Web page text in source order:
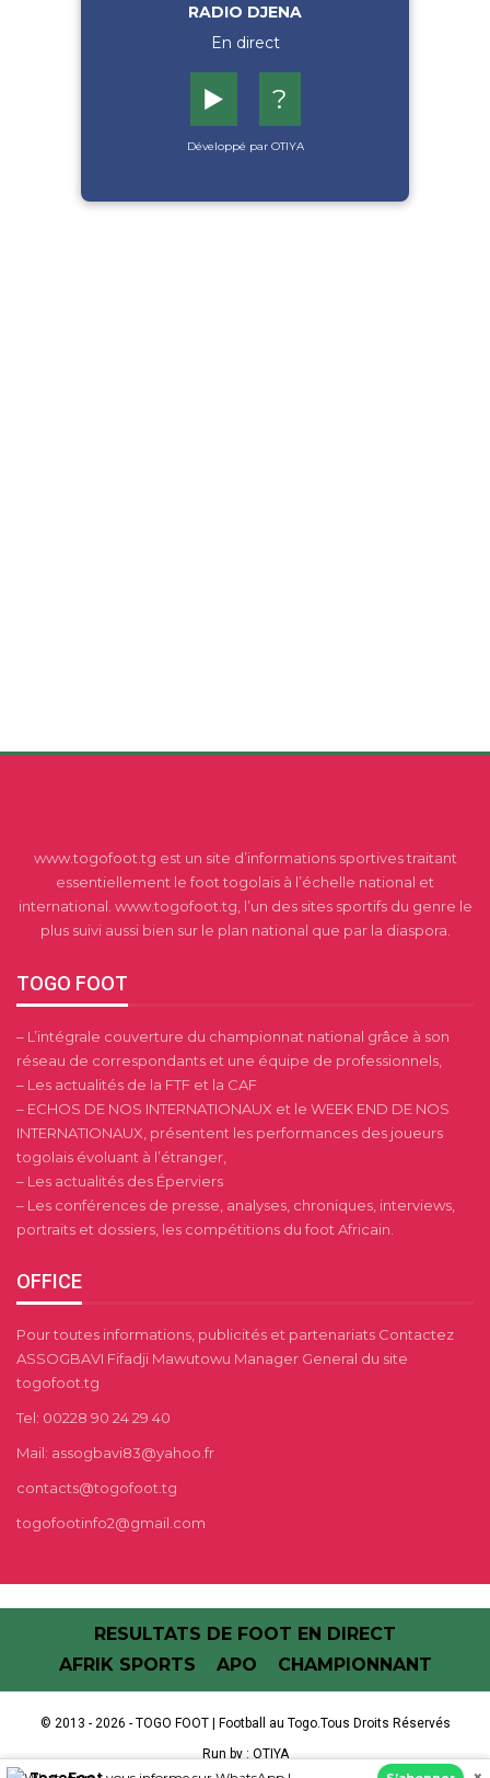
RADIO DJENA
En direct
▶️ ?
Développé par OTIYA
www.togofoot.tg est un site d’informations sportives traitant
essentiellement le foot togolais à l’échelle national et
international. www.togofoot.tg, l’un des sites sportifs du genre le
plus suivi aussi bien sur le plan national que par la diaspora.
TOGO FOOT
– L’intégrale couverture du championnat national grâce à son
réseau de correspondants et une équipe de professionnels,
– Les actualités de la FTF et la CAF
– ECHOS DE NOS INTERNATIONAUX et le WEEK END DE NOS
INTERNATIONAUX, présentent les performances des joueurs
togolais évoluant à l’étranger,
– Les actualités des Éperviers
– Les conférences de presse, analyses, chroniques, interviews,
portraits et dossiers, les compétitions du foot Africain.
OFFICE
Pour toutes informations, publicités et partenariats Contactez
ASSOGBAVI Fifadji Mawutowu Manager General du site
togofoot.tg
Tel: 00228 90 24 29 40
Mail: assogbavi83@yahoo.fr
contacts@togofoot.tg
togofootinfo2@gmail.com
RESULTATS DE FOOT EN DIRECT
AFRIK SPORTS
APO CHAMPIONNANT
© 2013 - 2026 - TOGO FOOT | Football au Togo.Tous Droits Réservés
Run by : OTIYA